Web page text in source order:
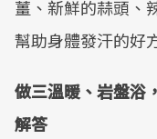
薑、新鮮的蒜頭、
幫助身體發汗的好
做三溫暖、岩盤浴
解答